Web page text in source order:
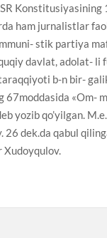
ham jurnalistlar
stik partiya
davlat, adolat- li
b-n bir-
67moddasida «Om-
yozib qo’yilgan.
26 dek.da qabul
Xudoyqulov.